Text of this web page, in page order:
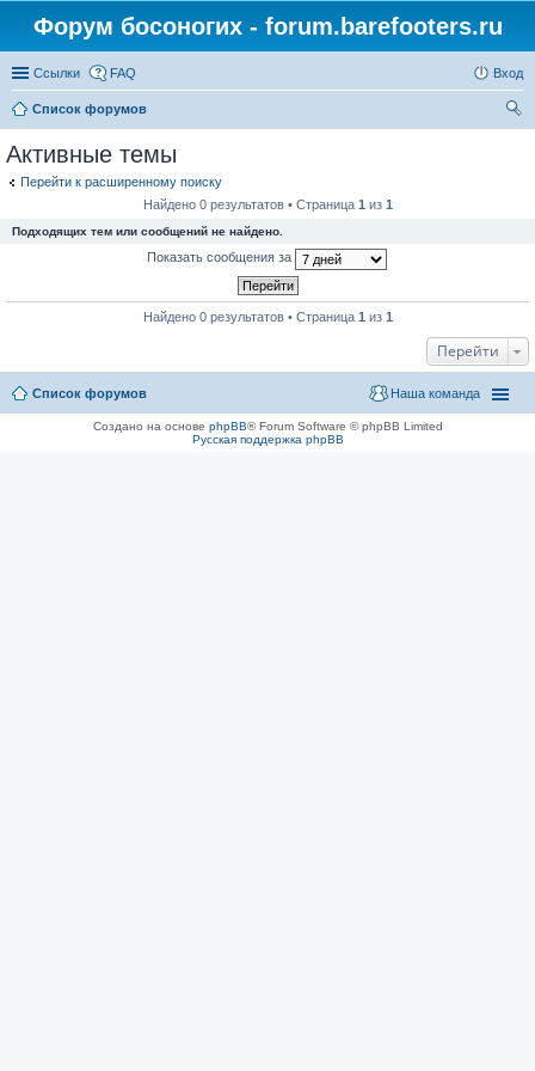
Форум босоногих - forum.barefooters.ru
Ссылки FAQ Вход
Список форумов
Активные темы
Перейти к расширенному поиску
Найдено 0 результатов • Страница 1 из 1
Подходящих тем или сообщений не найдено.
Показать сообщения за
Найдено 0 результатов • Страница 1 из 1
Перейти
Список форумов Наша команда
Создано на основе phpBB® Forum Software © phpBB Limited
Русская поддержка phpBB